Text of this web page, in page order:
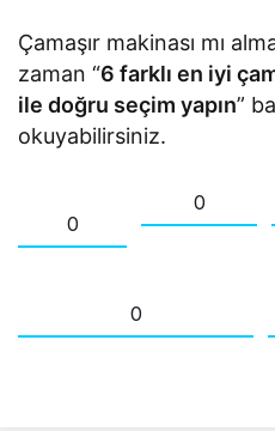
Çamaşır makinası mı
zaman “6 farklı en iyi
ile doğru seçim yapın”
okuyabilirsiniz.
0
0
0